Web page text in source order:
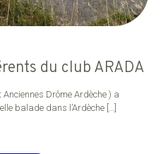
du club ARADA
Drôme Ardèche ) a
balade dans l’Ardèche […]